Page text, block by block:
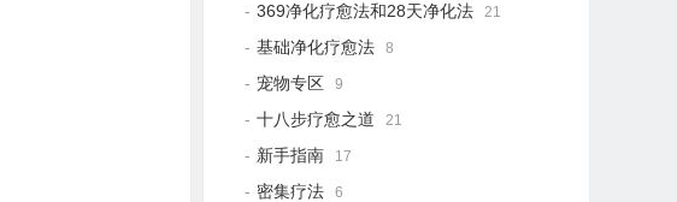
369净化疗愈法和28天净化法 21
基础净化疗愈法 8
宠物专区 9
十八步疗愈之道 21
新手指南 17
密集疗法 6